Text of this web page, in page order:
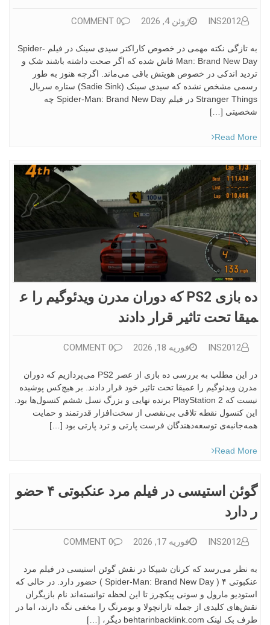
INS2012 ژوئن 4, 2026 0 COMMENT
به تازگی نکته مهمی در خصوص کاراکتر سیدی سینک در فیلم Spider-
Man: Brand New Day فاش شده که اگر صحت داشته باشند شک و
تردید اندکی در خصوص هویتش باقی می‌ماند. اگرچه هنوز به ‌طور
رسمی مشخص نشده که سیدی سینک (Sadie Sink) ستاره سریال
Stranger Things در فیلم Spider-Man: Brand New Day چه
شخصیتی […]
Read More
ده بازی PS2 که دوران مدرن ویدئوگیم را ع
میقا تحت تاثیر قرار دادند
INS2012 فوریه 18, 2026 0 COMMENT
در این مطلب به بررسی ده بازی از عصر PS2 می‌پردازیم که دوران
مدرن ویدئوگیم را عمیقا تحت تاثیر خود قرار دادند. بر هیچ‌کس پوشیده
نیست که PlayStation 2 برنده نهایی و بزرگ نسل ششم کنسول‌ها بود.
این کنسول نقطه تلاقی بی‌نقصی از سخت‌افزار قدرتمند و حمایت
همه‌جانبه‌ی توسعه‌دهندگان فرست پارتی و ترد پارتی بود […]
Read More
گوئن استیسی در فیلم مرد عنکبوتی ۴ حضو
ر دارد
INS2012 فوریه 17, 2026 0 COMMENT
به نظر می‌رسد که کرنان شیپکا در نقش گوئن استیسی در فیلم مرد
عنکبوتی ۴ ( Spider-Man: Brand New Day ) حضور دارد. در حالی که
استودیو مارول و سونی پیکچرز تا این لحظه توانسته‌اند نام بازیگران
نقش‌های کلیدی از جمله تارانچولا و بومرنگ را مخفی نگه دارند، اما در
طرف بک لینک behtarinbacklink.com دیگر، […]